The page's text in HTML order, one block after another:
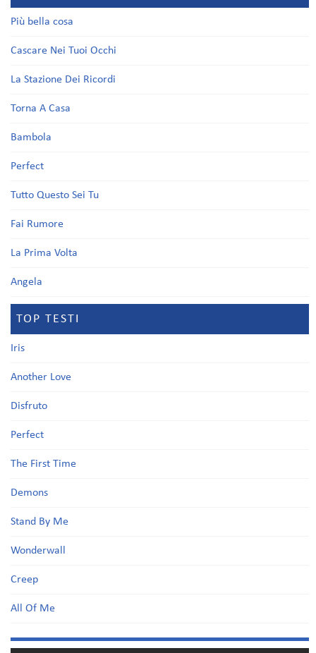
Più bella cosa
Cascare Nei Tuoi Occhi
La Stazione Dei Ricordi
Torna A Casa
Bambola
Perfect
Tutto Questo Sei Tu
Fai Rumore
La Prima Volta
Angela
TOP TESTI
Iris
Another Love
Disfruto
Perfect
The First Time
Demons
Stand By Me
Wonderwall
Creep
All Of Me